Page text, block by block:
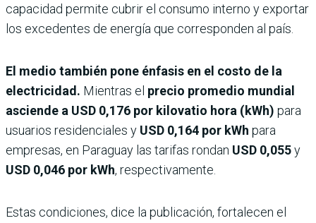
capacidad permite cubrir el consumo interno y exportar
los excedentes de energía que corresponden al país.
El medio también pone énfasis en el costo de la
electricidad. Mientras el precio promedio mundial
asciende a USD 0,176 por kilovatio hora (kWh) para
usuarios residenciales y USD 0,164 por kWh para
empresas, en Paraguay las tarifas rondan USD 0,055y
USD 0,046 por kWh, respectivamente.
Estas condiciones, dice la publicación, fortalecen el